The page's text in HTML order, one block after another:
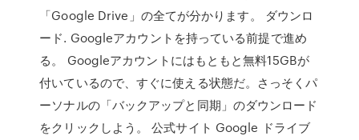
「Google Drive」の全てが分かります。 ダウンロ
ード. Googleアカウントを持っている前提で進め
る。 Googleアカウントにはもともと無料15GBが
付いているので、すぐに使える状態だ。さっそくパ
ーソナルの「バックアップと同期」のダウンロード
をクリックしよう。 公式サイト Google ドライブ